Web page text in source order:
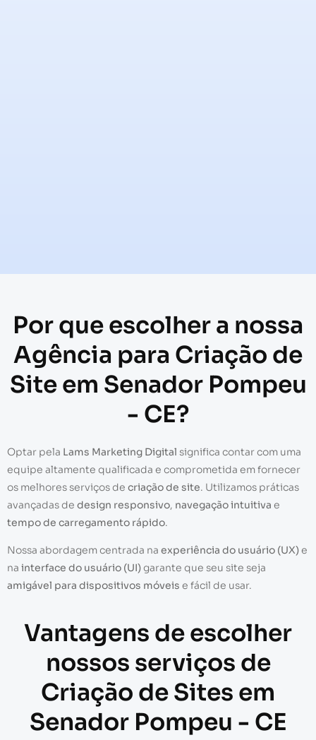
Por que escolher a nossa
Agência para Criação de
Site em Senador Pompeu
- CE?
Optar pela Lams Marketing Digital significa contar com uma
equipe altamente qualificada e comprometida em fornecer
os melhores serviços de criação de site. Utilizamos práticas
avançadas de design responsivo, navegação intuitiva e
tempo de carregamento rápido.
Nossa abordagem centrada na experiência do usuário (UX)e
na interface do usuário (UI)garante que seu site seja
amigável para dispositivos móveis e fácil de usar.
Vantagens de escolher
nossos serviços de
Criação de Sites em
Senador Pompeu - CE